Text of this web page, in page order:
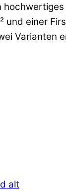
und einer
alt